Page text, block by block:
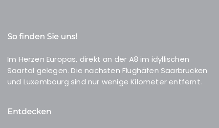
So finden Sie uns!
Im Herzen Europas, direkt an der A8 im idyllischen
Saartal gelegen. Die nächsten Flughäfen Saarbrücken
und Luxembourg sind nur wenige Kilometer entfernt.
Entdecken